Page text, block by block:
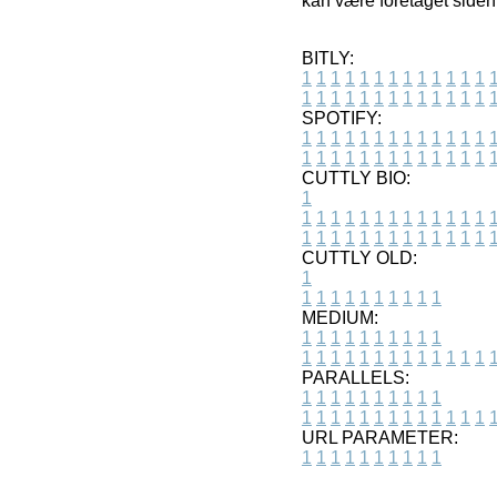
BITLY:
1 1 1 1 1 1 1 1 1 1 1 1 1 1
1 1 1 1 1 1 1 1 1 1 1 1 1 1
SPOTIFY:
1 1 1 1 1 1 1 1 1 1 1 1 1 1
1 1 1 1 1 1 1 1 1 1 1 1 1 1
CUTTLY BIO:
1
1 1 1 1 1 1 1 1 1 1 1 1 1 1
1 1 1 1 1 1 1 1 1 1 1 1 1 1
CUTTLY OLD:
1
1 1 1 1 1 1 1 1 1 1
MEDIUM:
1 1 1 1 1 1 1 1 1 1
1 1 1 1 1 1 1 1 1 1 1 1 1 1
PARALLELS:
1 1 1 1 1 1 1 1 1 1
1 1 1 1 1 1 1 1 1 1 1 1 1 1
URL PARAMETER:
1 1 1 1 1 1 1 1 1 1